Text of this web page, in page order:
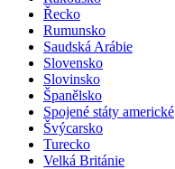
Řecko
Rumunsko
Saudská Arábie
Slovensko
Slovinsko
Španělsko
Spojené státy americké
Švýcarsko
Turecko
Velká Británie